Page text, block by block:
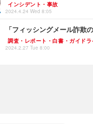
インシデント・事故
2024.4.24 Wed 8:05
「フィッシングメール詐欺
調査・レポート・白書・ガイドラ
2024.2.27 Tue 8:00